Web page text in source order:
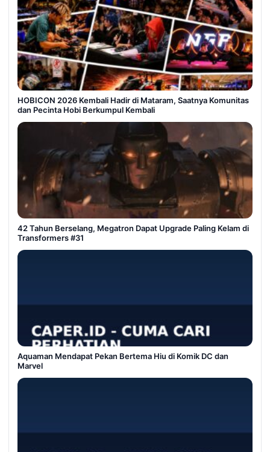
HOBICON 2026 Kembali Hadir di Mataram, Saatnya Komunitas
dan Pecinta Hobi Berkumpul Kembali
42 Tahun Berselang, Megatron Dapat Upgrade Paling Kelam di
Transformers #31
Aquaman Mendapat Pekan Bertema Hiu di Komik DC dan
Marvel